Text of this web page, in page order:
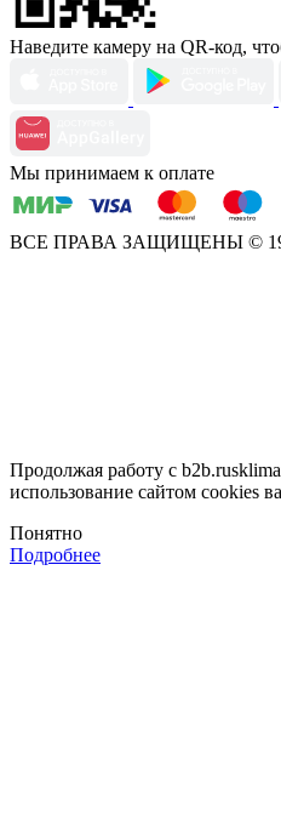
Наведите камеру на QR-код,
Мы принимаем к оплате
ВСЕ ПРАВА ЗАЩИЩЕНЫ ©
Продолжая работу с
использование сайтом cookies
Понятно
Подробнее